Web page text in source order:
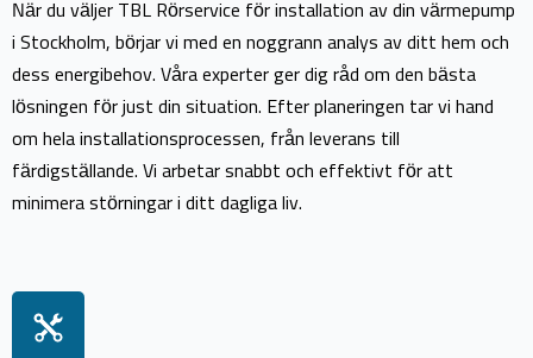
När du väljer TBL Rörservice för installation av din värmepump
i Stockholm, börjar vi med en noggrann analys av ditt hem och
dess energibehov. Våra experter ger dig råd om den bästa
lösningen för just din situation. Efter planeringen tar vi hand
om hela installationsprocessen, från leverans till
färdigställande. Vi arbetar snabbt och effektivt för att
minimera störningar i ditt dagliga liv.